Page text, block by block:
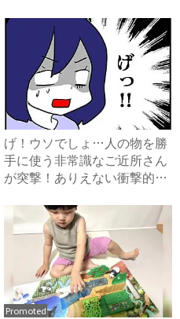
げ！ウソでしょ…人の物を勝
手に使う非常識なご近所さん
が突撃！ありえない衝撃的な
Promoted